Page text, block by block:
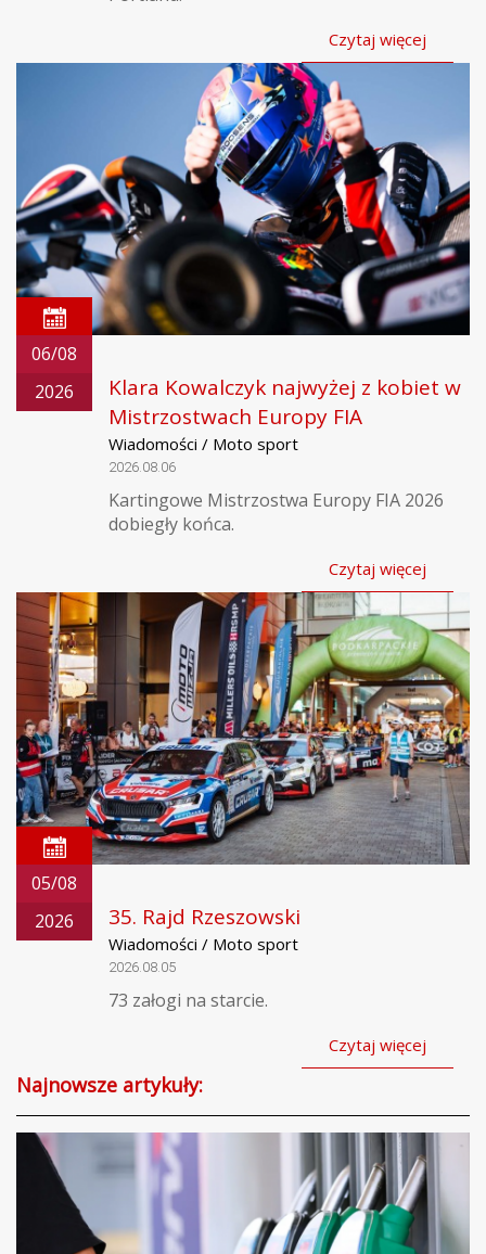
Czytaj więcej
06/08
2026
Klara Kowalczyk najwyżej z kobiet w
Mistrzostwach Europy FIA
Wiadomości / Moto sport
2026.08.06
Kartingowe Mistrzostwa Europy FIA 2026
dobiegły końca.
Czytaj więcej
05/08
2026
35. Rajd Rzeszowski
Wiadomości / Moto sport
2026.08.05
73 załogi na starcie.
Czytaj więcej
Najnowsze artykuły: